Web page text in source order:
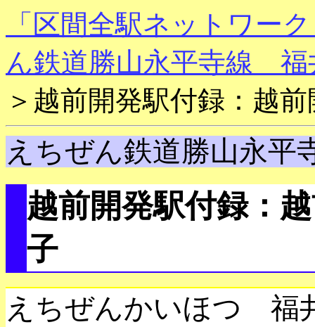
「区間全駅ネットワー
ん鉄道勝山永平寺線 福
＞越前開発駅付録：越
えちぜん鉄道勝山永
越前開発駅付録：
子
えちぜんかいほつ 福